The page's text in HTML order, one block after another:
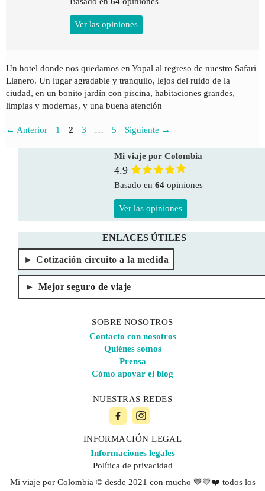
Ver las opiniones
Un hotel donde nos quedamos en Yopal al regreso de nuestro Safari
Llanero. Un lugar agradable y tranquilo, lejos del ruido de la
ciudad, en un bonito jardín con piscina, habitaciones grandes,
limpias y modernas, y una buena atención
← Anterior Página
1 Página
2 Página
3 … Página
5 Siguiente →
Mi viaje por Colombia
4.9
Basado en 64 opiniones
Ver las opiniones
ENLACES ÚTILES
Cotización circuito a la medida
Mejor seguro de viaje
SOBRE NOSOTROS
Contacto con nosotros
Quiénes somos
Prensa
Cómo apoyar el blog
NUESTRAS REDES
INFORMACIÓN LEGAL
Informaciones legales
Política de privacidad
Mi viaje por Colombia © desde 2021 con mucho 💙💛❤️ todos los